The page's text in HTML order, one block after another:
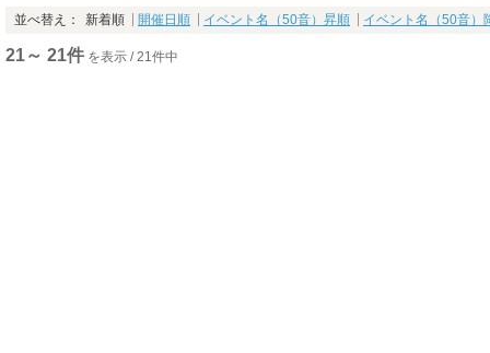
並べ替え： 新着順 開催日順 イベント名（50音）昇順 イベント名（50音）
21～ 21件 を表示 / 21件中